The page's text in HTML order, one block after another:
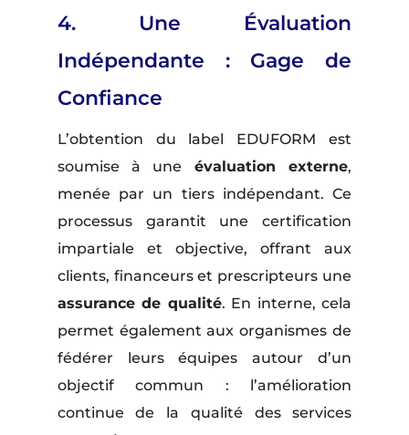
4. Une Évaluation
Indépendante : Gage de
Confiance
L’obtention du label EDUFORM est
soumise à une évaluation externe,
menée par un tiers indépendant. Ce
processus garantit une certification
impartiale et objective, offrant aux
clients, financeurs et prescripteurs une
assurance de qualité. En interne, cela
permet également aux organismes de
fédérer leurs équipes autour d’un
objectif commun : l’amélioration
continue de la qualité des services